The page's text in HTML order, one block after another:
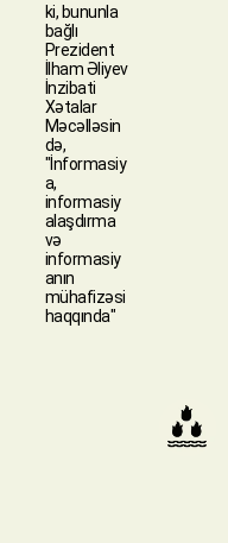
ki, bununla
bağlı
Prezident
İlham Əliyev
İnzibati
Xətalar
Məcəlləsin
də,
"İnformasiy
a,
informasiy
alaşdırma
və
informasiy
anın
mühafizəsi
haqqında"